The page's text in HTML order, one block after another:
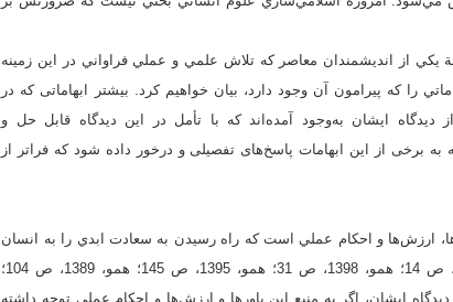
يکي از انديشمندان معاصر که تلاش علمي و عملي فراواني در اين زمينه
را که پيرامون آن وجود دارد، بيان خواهيم کرد. بیشتر ابهاماتی که در
ايشان به‌وجود آمده‌اند که با تأمل در اين ديدگاه قابل حل و
برخی از این ابهامات پاسخ‌های تفصیلی و درخور داده شود که فراتر از
ارزش‌ها و احکام عملي است که راه رسيدن به سعادت ابدي را به انسان
نشان مي‌دهند» (مصباح يزدي، 1397الف، ص 100؛ همو، 1381، ص 14؛ همو، 1398، ص 31؛ همو، 1395، ص 145؛ همو، 1389، ص 104؛
ص 90؛ جمعي از نويسندگان، 1397، ص 197). از ديدگاه ايشان، اگر به منبع اين باورها و ارزش‌ها و احکام عملي توجه داشته